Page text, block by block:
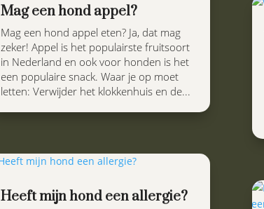
Mag een hond appel?
Mag een hond appel eten? Ja, dat mag
zeker! Appel is het populairste fruitsoort
in Nederland en ook voor honden is het
een populaire snack. Waar je op moet
letten: Verwijder het klokkenhuis en de...
Heeft mijn hond een allergie?